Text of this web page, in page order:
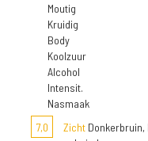
Moutig
Kruidig
Body
Koolzuur
Alcohol
Intensit.
Nasmaak
7,0
Zicht